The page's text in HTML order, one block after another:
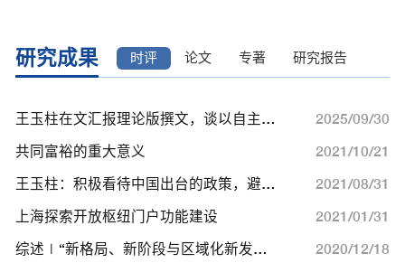
研究成果 时评 论文 专著 研究报告